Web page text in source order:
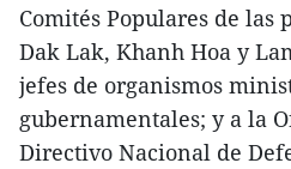
Comités Populares de las
Dak Lak, Khanh Hoa y
jefes de organismos
gubernamentales; y a la
Directivo Nacional de